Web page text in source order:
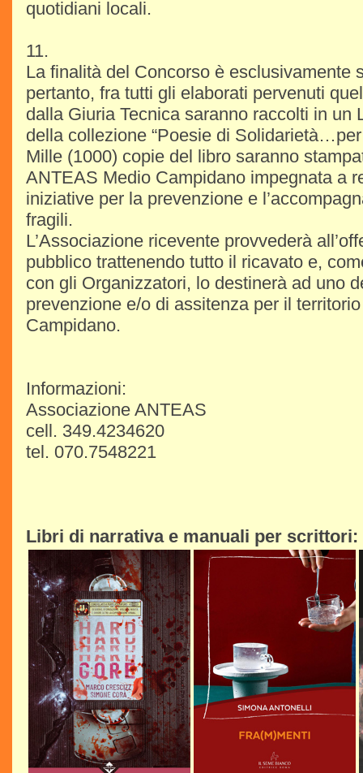
quotidiani locali.
11.
La finalità del Concorso è esclusivamente
pertanto, fra tutti gli elaborati pervenuti
dalla Giuria Tecnica saranno raccolti in un
della collezione “Poesie di
Mille (1000) copie del libro saranno
ANTEAS Medio Campidano impegnata a
iniziative per la prevenzione e
fragili.
L’Associazione ricevente provvederà
pubblico trattenendo tutto il ricavato e,
con gli Organizzatori, lo destinerà ad uno
prevenzione e/o di assitenza per il
Campidano.
Informazioni:
Associazione ANTEAS
cell. 349.4234620
tel. 070.7548221
Libri di narrativa e manuali per scrittori: